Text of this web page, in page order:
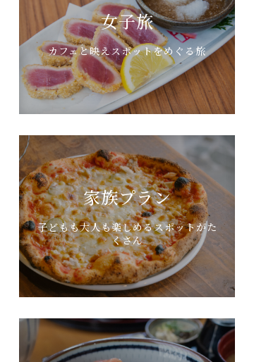
女子旅
カフェと映えスポットをめぐる旅
家族プラン
子どもも大人も楽しめるスポットがた
くさん